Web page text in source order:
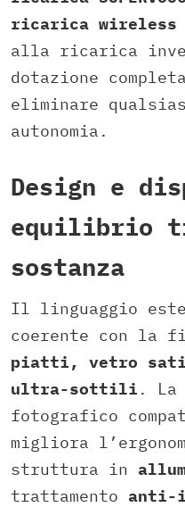
ricarica wireless
alla ricarica
dotazione
eliminare
autonomia.
Design e
equilibrio
sostanza
Il linguaggio
coerente con la
piatti, vetro
ultra-sottili . La
fotografico
migliora
struttura in
trattamento anti-